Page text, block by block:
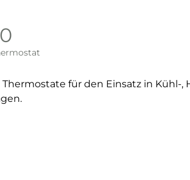
Bildes.
Version des
für den Einsatz in Kühl-,